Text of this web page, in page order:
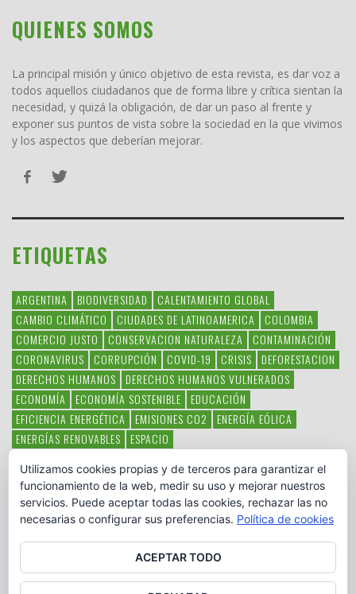
QUIENES SOMOS
La principal misión y único objetivo de esta revista, es dar voz a
todos aquellos ciudadanos que de forma libre y crítica sientan la
necesidad, y quizá la obligación, de dar un paso al frente y
exponer sus puntos de vista sobre la sociedad en la que vivimos
y los aspectos que deberían mejorar.
ETIQUETAS
ARGENTINA BIODIVERSIDAD
CALENTAMIENTO GLOBAL
CAMBIO CLIMÁTICO
CIUDADES DE LATINOAMERICA
COLOMBIA
COMERCIO JUSTO
CONSERVACION NATURALEZA
CONTAMINACIÓN
CORONAVIRUS
CORRUPCIÓN COVID-19 CRISIS
DEFORESTACION
DERECHOS HUMANOS
DERECHOS HUMANOS VULNERADOS
ECONOMÍA
ECONOMÍA SOSTENIBLE
EDUCACIÓN
EFICIENCIA ENERGÉTICA
EMISIONES CO2
ENERGÍA EÓLICA
ENERGÍAS RENOVABLES
ESPACIO
HAMBRE LATINOAMÉRICA MEDIO AMBIENTE
MÉXICO
OBJETIVOS DEL MILENIO
ONGS PAZ POBREZA POESÍA
POLITICA
PUEBLOS INDÍGENAS RSC RSE
SOBERANÍA ALIMENTARIA
SOLIDARIDAD SOSTENIBILIDAD TECNOLOGÍA VERTIDO PETROLEO
Utilizamos cookies propias y de terceros para garantizar el
funcionamiento de la web, medir su uso y mejorar nuestros
servicios. Puede aceptar todas las cookies, rechazar las no
necesarias o configurar sus preferencias. Política de cookies
ACEPTAR TODO